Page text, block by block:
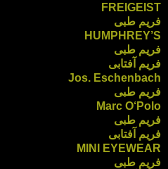
FREIGEIST
فریم طبی
HUMPHREY’S
فریم طبی
فریم آفتابی
Jos. Eschenbach
فریم طبی
Marc O‘Polo
فریم طبی
فریم آفتابی
MINI EYEWEAR
فریم طبی